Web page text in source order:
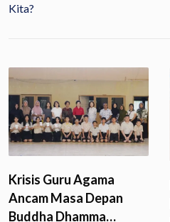
Kita?
Krisis Guru Agama
Ancam Masa Depan
Buddha Dhamma…